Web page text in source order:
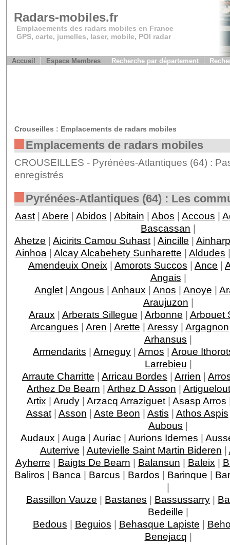
Radars-mobiles.fr
Emplacements des radars mobiles en France
GPS, carte, jumelles, laser, mobile, POI radar
Accueil Espace Membres Recherche par département
Crouseilles : Emplacements de radars mobiles
Emplacements de radars mobiles
CROUSEILLES - Pyrénées-Atlantiques (64) :
enregistrés
Pyrénées-Atlantiques (64) : Les
Aast | Abere | Abidos | Abitain | Abos | Accous |
Bascassan |
Ahetze | Aicirits Camou Suhast | Aincille | Ainharp
Ainhoa | Alcay Alcabehety Sunharette | Aldudes
Amendeuix Oneix | Amorots Succos | Ance |
Angais |
Anglet| Angous | Anhaux | Anos | Anoye |
Araujuzon |
Araux | Arberats Sillegue | Arbonne | Arbouet
Arcangues | Aren | Arette | Aressy | Argagnon
Arhansus |
Armendarits | Arneguy | Arnos | Aroue
Larrebieu |
Arraute Charritte | Arricau Bordes | Arrien |
Arthez De Bearn | Arthez D Asson |
Artix | Arudy| Arzacq Arraziguet| Asasp Arros
Assat| Asson | Aste Beon | Astis | Athos Aspis
Aubous |
Audaux | Auga | Auriac | Aurions Idernes |
Auterrive | Autevielle Saint Martin Bideren |
Ayherre | Baigts De Bearn | Balansun | Baleix |
Baliros | Banca | Barcus | Bardos | Barinque |
|
Bassillon Vauze | Bastanes | Bassussarry |
Bedeille |
Bedous | Beguios | Behasque Lapiste |
Benejacq |